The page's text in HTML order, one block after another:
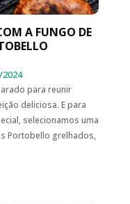
A FUNGO DE
para reunir
deliciosa. E para
selecionamos uma
Portobello grelhados,